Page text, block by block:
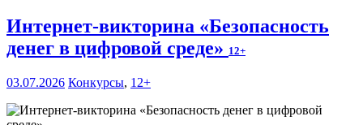
Интернет-викторина «Безопасность
денег в цифровой среде» 12+
03.07.2026 Конкурсы, 12+